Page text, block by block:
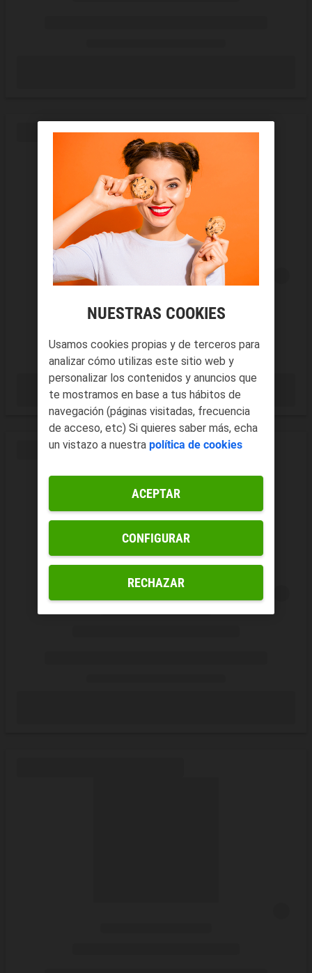
NUESTRAS COOKIES
Usamos cookies propias y de terceros para
analizar cómo utilizas este sitio web y
personalizar los contenidos y anuncios que
te mostramos en base a tus hábitos de
navegación (páginas visitadas, frecuencia
de acceso, etc) Si quieres saber más, echa
un vistazo a nuestra política de cookies
RECHAZAR
ACEPTAR
CONFIGURAR